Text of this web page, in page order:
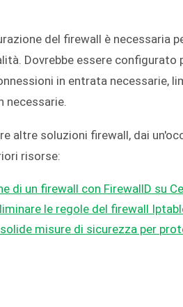
del firewall è necessaria
Dovrebbe essere configurato
in entrata necessarie,
necessarie.
altre soluzioni firewall, dai
risorse:
di un firewall con FirewallD su
le regole del firewall
misure di sicurezza per